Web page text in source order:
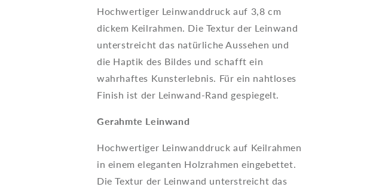
Hochwertiger Leinwanddruck auf 3,8 cm
dickem Keilrahmen. Die Textur der Leinwand
unterstreicht das natürliche Aussehen und
die Haptik des Bildes und schafft ein
wahrhaftes Kunsterlebnis. Für ein nahtloses
Finish ist der Leinwand-Rand gespiegelt.
Gerahmte Leinwand
Hochwertiger Leinwanddruck auf Keilrahmen
in einem eleganten Holzrahmen eingebettet.
Die Textur der Leinwand unterstreicht das